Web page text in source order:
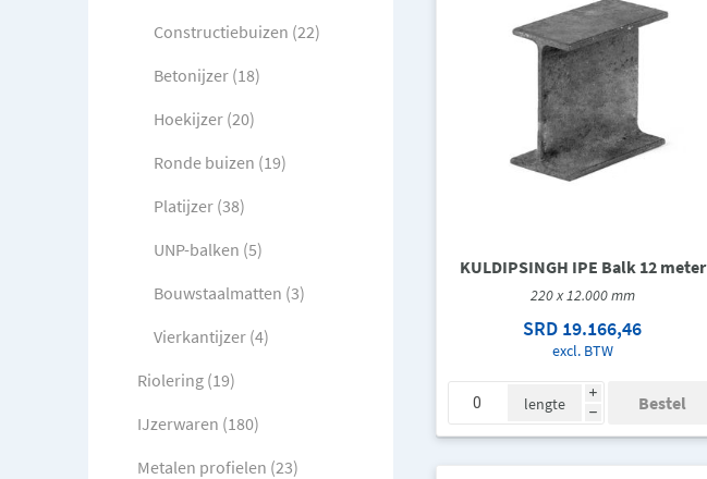
KULDIPSINGH IPE Balk 12 meter
220 x 12.000 mm
SRD 19.166,46
excl. BTW
i
h
lengte
Constructiebuizen (22)
Betonijzer (18)
Hoekijzer (20)
Ronde buizen (19)
Platijzer (38)
UNP-balken (5)
Bouwstaalmatten (3)
Vierkantijzer (4)
Riolering (19)
IJzerwaren (180)
Metalen profielen (23)